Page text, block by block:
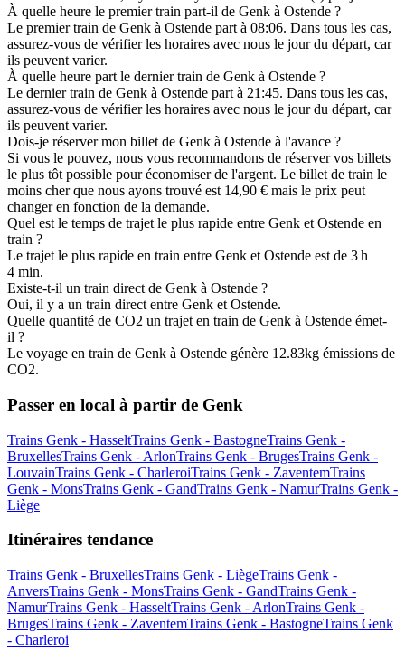
À quelle heure le premier train part-il de Genk à Ostende ?
Le premier train de Genk à Ostende part à 08:06. Dans tous les cas,
assurez-vous de vérifier les horaires avec nous le jour du départ, car
ils peuvent varier.
À quelle heure part le dernier train de Genk à Ostende ?
Le dernier train de Genk à Ostende part à 21:45. Dans tous les cas,
assurez-vous de vérifier les horaires avec nous le jour du départ, car
ils peuvent varier.
Dois-je réserver mon billet de Genk à Ostende à l'avance ?
Si vous le pouvez, nous vous recommandons de réserver vos billets
le plus tôt possible pour économiser de l'argent. Le billet de train le
moins cher que nous ayons trouvé est 14,90 € mais le prix peut
changer en fonction de la demande.
Quel est le temps de trajet le plus rapide entre Genk et Ostende en
train ?
Le trajet le plus rapide en train entre Genk et Ostende est de 3 h
4 min.
Existe-t-il un train direct de Genk à Ostende ?
Oui, il y a un train direct entre Genk et Ostende.
Quelle quantité de CO2 un trajet en train de Genk à Ostende émet-
il ?
Le voyage en train de Genk à Ostende génère 12.83kg émissions de
CO2.
Passer en local à partir de Genk
Trains Genk - HasseltTrains Genk - BastogneTrains Genk -
BruxellesTrains Genk - ArlonTrains Genk - BrugesTrains Genk -
LouvainTrains Genk - CharleroiTrains Genk - ZaventemTrains
Genk - MonsTrains Genk - GandTrains Genk - NamurTrains Genk -
Liège
Itinéraires tendance
Trains Genk - BruxellesTrains Genk - LiègeTrains Genk -
AnversTrains Genk - MonsTrains Genk - GandTrains Genk -
NamurTrains Genk - HasseltTrains Genk - ArlonTrains Genk -
BrugesTrains Genk - ZaventemTrains Genk - BastogneTrains Genk
- Charleroi